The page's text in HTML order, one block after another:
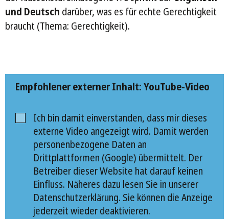
und Deutsch darüber, was es für echte Gerechtigkeit
braucht (Thema: Gerechtigkeit).
Empfohlener externer Inhalt: YouTube-Video
Ich bin damit einverstanden, dass mir dieses
externe Video angezeigt wird. Damit werden
personenbezogene Daten an
Drittplattformen (Google) übermittelt. Der
Betreiber dieser Website hat darauf keinen
Einfluss. Näheres dazu lesen Sie in unserer
Datenschutzerklärung. Sie können die Anzeige
jederzeit wieder deaktivieren.